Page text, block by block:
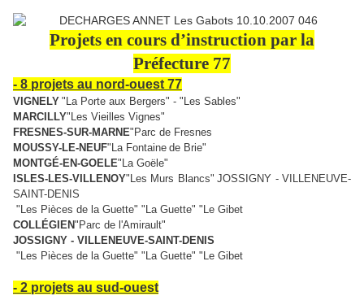
Projets en cours d’instruction par la
Préfecture 77
- 8 projets au nord-ouest 77
VIGNELY "La Porte aux Bergers" - "Les Sables"
MARCILLY"Les Vieilles Vignes"
FRESNES-SUR-MARNE"Parc de Fresnes
MOUSSY-LE-NEUF"La Fontaine de Brie"
MONTGÉ-EN-GOELE"La Goële"
ISLES-LES-VILLENOY"Les Murs Blancs" JOSSIGNY - VILLENEUVE-
SAINT-DENIS
"Les Pièces de la Guette" "La Guette" "Le Gibet
COLLÉGIEN"Parc de l'Amirault"
JOSSIGNY - VILLENEUVE-SAINT-DENIS
"Les Pièces de la Guette" "La Guette" "Le Gibet
- 2 projets au sud-ouest